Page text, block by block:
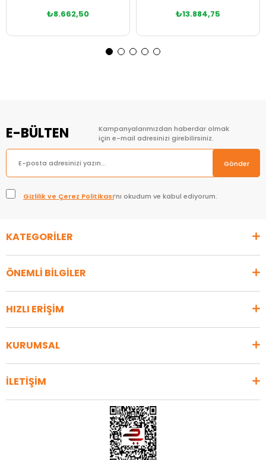
₺8.662,50 ₺13.884,75
E-BÜLTEN
Kampanyalarımızdan haberdar olmak
için e-mail adresinizi girebilirsiniz.
Gönder
Gizlilik ve Çerez Politikası’nı okudum ve kabul ediyorum.
KATEGORİLER
ÖNEMLİ BİLGİLER
HIZLI ERİŞİM
KURUMSAL
İLETİŞİM